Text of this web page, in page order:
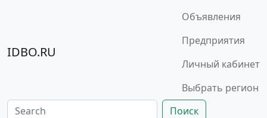
IDBO.RU
Объявления
Предприятия
Личный кабинет
Выбрать регион
Поиск